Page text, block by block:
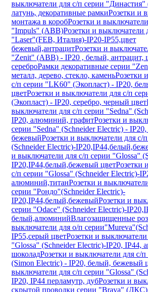
выключатели для с/п серии
латунь, декоративные рамкиРозетки и
монтажа в коробРозетки и
"Impuls" (ABB)Розетки и выключатели
"Laser"(FEB, Италия)-IP20-IP55,цвет
бежевый,антрацитРозетки и
"Zenit" (ABB) - IP20 , белый, антрацит,
сереброРамки декоративные серии
металл, дерево, стекло, каменьРозетки
с/п серии "LK60" (Экопласт) - IP20,
цветРозетки и выключатели для с/п
(Экопласт) - IP20, серебро, черный цвет
выключатели для с/п серии "Sedna"
IP20, алюминий, графитРозетки и
серии "Sedna" (Schneider Electric) -
бежевыйРозетки и выключатели для с/
(Schneider Electric)-
и выключатели для с/п серии "Glossa"
IP20,IP44,белый,бежевый цветРозетки
с/п серии "Glossa" (Schneider Electric)-
алюминий,титанРозетки и
серии "Рондо"(Schneider Electric)-
IP20,IP44,белый,бежевыйРозетки и
серии "Odace" (Schneider Electric)-
белый,алюминийВлагозащищенные
выключатели для о/п
IP55,серый цветРозетки и
"Glossa" (Schneider Electric)-IP20, IP44,
шоколадРозетки и выключатели для с/
(Simon Electric) - IP20, белый, бежевый
выключатели для с/п серии "Glossa"
IP20, IP44 перламутр, дубРозетки и
скрытой проводки серии "Brava"